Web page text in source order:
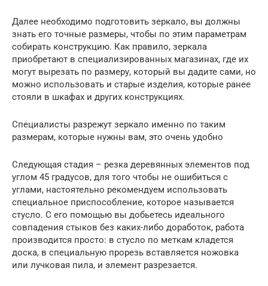
Далее необходимо подготовить зеркало, вы должны
знать его точные размеры, чтобы по этим параметрам
собирать конструкцию. Как правило, зеркала
приобретают в специализированных магазинах, где их
могут вырезать по размеру, который вы дадите сами, но
можно использовать и старые изделия, которые ранее
стояли в шкафах и других конструкциях.
Специалисты разрежут зеркало именно по таким
размерам, которые нужны вам, это очень удобно
Следующая стадия – резка деревянных элементов под
углом 45 градусов, для того чтобы не ошибиться с
углами, настоятельно рекомендуем использовать
специальное приспособление, которое называется
стусло. С его помощью вы добьетесь идеального
совпадения стыков без каких-либо доработок, работа
производится просто: в стусло по меткам кладется
доска, в специальную прорезь вставляется ножовка
или лучковая пила, и элемент разрезается.